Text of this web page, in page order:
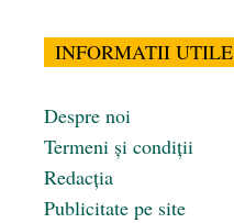
INFORMATII UTILE
Despre noi
Termeni și condiții
Redacția
Publicitate pe site